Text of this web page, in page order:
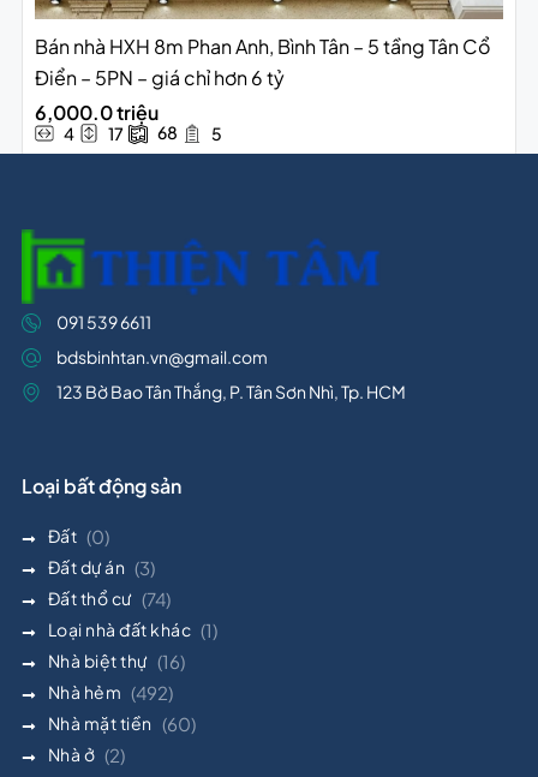
Bán nhà HXH 8m Phan Anh, Bình Tân – 5 tầng Tân Cổ
Điển – 5PN – giá chỉ hơn 6 tỷ
6,000.0 triệu
4 17 68 5
091 539 6611
bdsbinhtan.vn@gmail.com
123 Bờ Bao Tân Thắng, P. Tân Sơn Nhì, Tp. HCM
Loại bất động sản
Đất (0)
Đất dự án (3)
Đất thổ cư (74)
Loại nhà đất khác (1)
Nhà biệt thự (16)
Nhà hẻm (492)
Nhà mặt tiền (60)
Nhà ở (2)